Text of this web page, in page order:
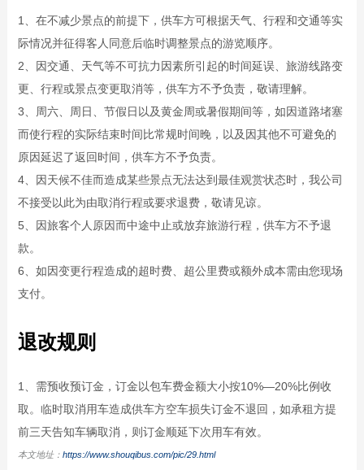
1、在不减少景点的前提下，供车方可根据天气、行程和交通等实
际情况并征得客人同意后临时调整景点的游览顺序。
2、因交通、天气等不可抗力因素所引起的时间延误、旅游线路变
更、行程或景点变更取消等，供车方不予负责，敬请理解。
3、周六、周日、节假日以及黄金周或暑假期间等，如因道路堵塞
而使行程的实际结束时间比常规时间晚，以及因其他不可避免的
原因延迟了返回时间，供车方不予负责。
4、因天候不佳而造成某些景点无法达到最佳观赏状态时，我公司
不接受以此为由取消行程或要求退费，敬请见谅。
5、因旅客个人原因而中途中止或放弃旅游行程，供车方不予退
款。
6、如因变更行程造成的超时费、超公里费或额外成本需由您现场
支付。
退改规则
1、需预收预订金，订金以包车费金额大小按10%—20%比例收
取。临时取消用车造成供车方空车损失订金不退回，如承租方提
前三天告知车辆取消，则订金顺延下次用车有效。
本文地址： https://www.shouqibus.com/pic/29.html